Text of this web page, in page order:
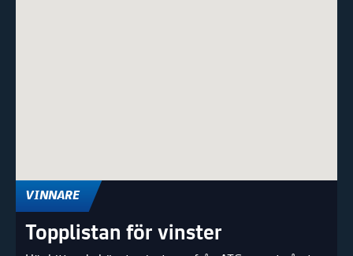
VINNARE
Topplistan för vinster